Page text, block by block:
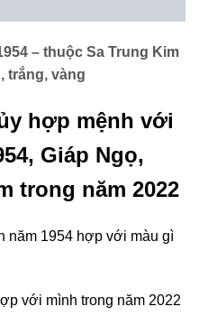
– thuộc Sa Trung Kim
trắng, vàng
hợp mệnh với
Giáp Ngọ,
trong năm 2022
năm 1954 hợp với màu gì
với mình trong năm 2022